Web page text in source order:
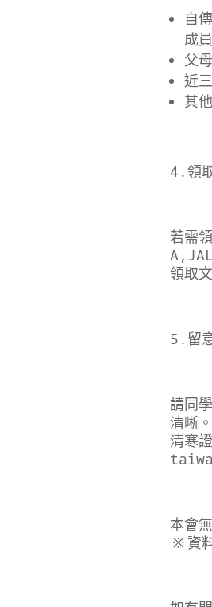
自
成
父
近
其
4.領
若需
領取
5.留
請同
清晰。
清寒
本會
※資